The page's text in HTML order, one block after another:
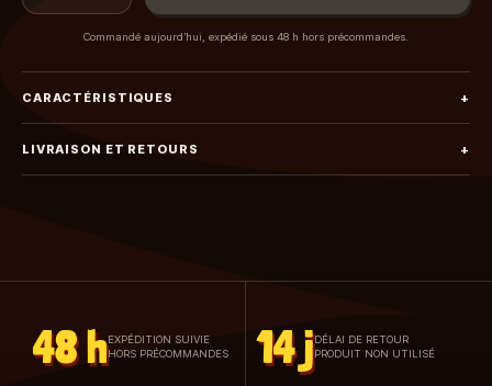
Commandé aujourd’hui, expédié sous 48 h hors précommandes.
CARACTÉRISTIQUES +
LIVRAISON ET RETOURS +
48 h EXPÉDITION SUIVIE
HORS PRÉCOMMANDES
14 jDÉLAI DE RETOUR
PRODUIT NON UTILISÉ